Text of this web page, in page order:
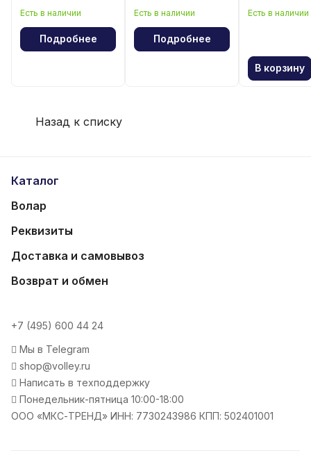
волейболу»
Есть в наличии
Подробнее
волейболу»
Есть в наличии
Подробнее
волейболу
Есть в наличии
В корзину
Назад к списку
Каталог
Волар
Реквизиты
Доставка и самовывоз
Возврат и обмен
+7 (495) 600 44 24
Мы в Telegram
shop@volley.ru
Написать в техподдержку
Понедельник-пятница 10:00-18:00
ООО «МКС-ТРЕНД» ИНН: 7730243986 КПП: 502401001